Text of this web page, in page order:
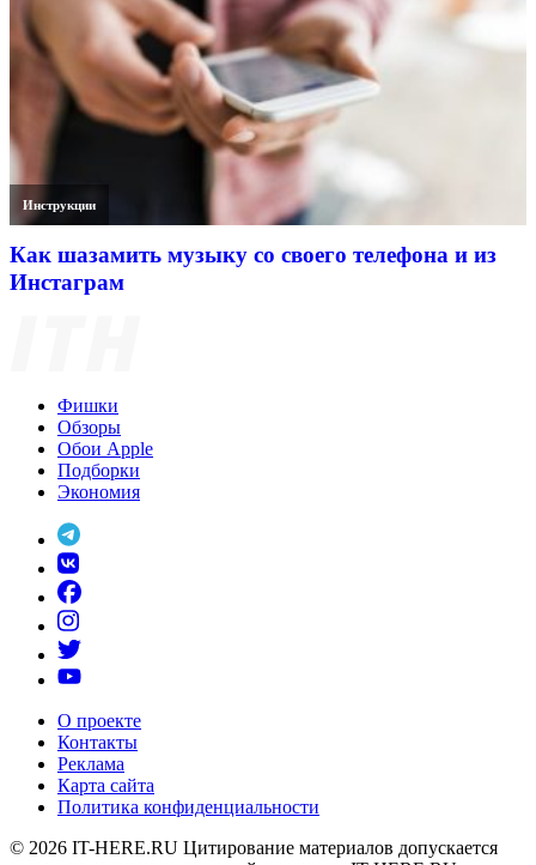
Инструкции
Как шазамить музыку со своего телефона и из
Инстаграм
Фишки
Обзоры
Обои Apple
Подборки
Экономия
О проекте
Контакты
Реклама
Карта сайта
Политика конфиденциальности
© 2026 IT-HERE.RU Цитирование материалов допускается